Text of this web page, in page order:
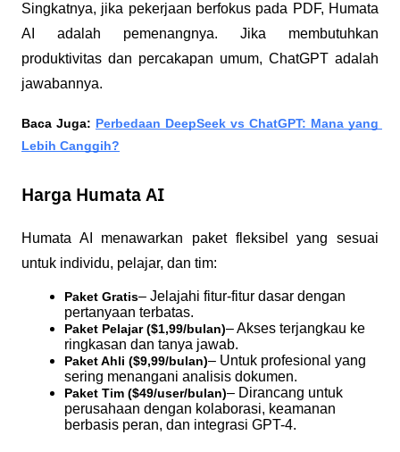
Singkatnya, jika pekerjaan berfokus pada PDF, Humata
AI adalah pemenangnya. Jika membutuhkan
produktivitas dan percakapan umum, ChatGPT adalah
jawabannya.
Baca Juga: Perbedaan DeepSeek vs ChatGPT: Mana yang
Lebih Canggih?
Harga Humata AI
Humata AI menawarkan paket fleksibel yang sesuai
untuk individu, pelajar, dan tim:
Paket Gratis– Jelajahi fitur-fitur dasar dengan
pertanyaan terbatas.
Paket Pelajar ($1,99/bulan)– Akses terjangkau ke
ringkasan dan tanya jawab.
Paket Ahli ($9,99/bulan)– Untuk profesional yang
sering menangani analisis dokumen.
Paket Tim ($49/user/bulan)– Dirancang untuk
perusahaan dengan kolaborasi, keamanan
berbasis peran, dan integrasi GPT-4.